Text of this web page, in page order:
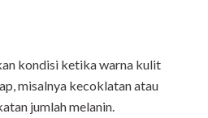
kondisi ketika warna kulit
misalnya kecoklatan atau
jumlah melanin.